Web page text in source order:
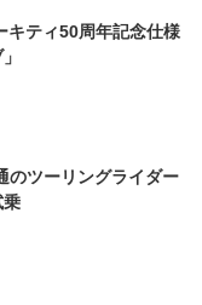
キティ50周年記念仕様
のツーリングライダー
乗